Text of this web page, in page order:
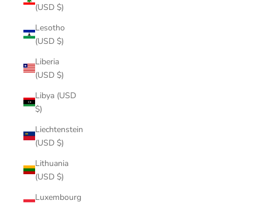
(USD $)
Lesotho
(USD $)
Liberia
(USD $)
Libya (USD
$)
Liechtenstein
(USD $)
Lithuania
(USD $)
Luxembourg